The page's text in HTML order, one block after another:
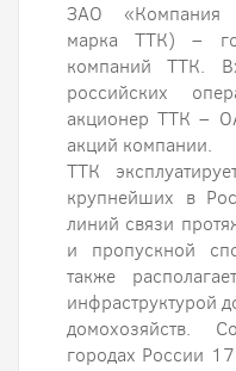
ЗАО «Компания
марка ТТК) –
компаний ТТК.
российских
акционер ТТК –
акций компании.
ТТК
крупнейших в
линий связи
и пропускной
также
инфраструктурой
домохозяйств.
городах России